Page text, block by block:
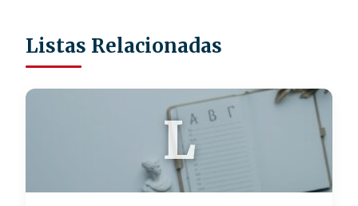
Listas Relacionadas
L